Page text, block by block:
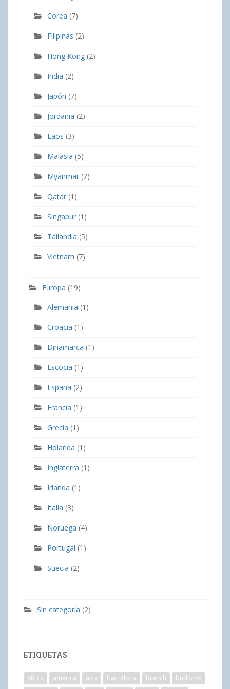
Corea (7)
Filipinas (2)
Hong Kong (2)
India (2)
Japón (7)
Jordania (2)
Laos (3)
Malasia (5)
Myanmar (2)
Qatar (1)
Singapur (1)
Tailandia (5)
Vietnam (7)
Europa (19)
Alemania (1)
Croacia (1)
Dinamarca (1)
Escocia (1)
España (2)
Francia (1)
Grecia (1)
Holanda (1)
Inglaterra (1)
Irlanda (1)
Italia (3)
Noruega (4)
Portugal (1)
Suecia (2)
Sin categoría (2)
ETIQUETAS
africa america asia barcelona brunch
budismo